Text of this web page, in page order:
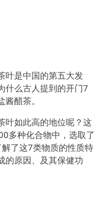
叶是中国的第五大发
什么古人提到的开门7
醋茶。
叶如此高的地位呢？这
多种化合物中，选取了
了这7类物质的性质特
的原因、及其保健功